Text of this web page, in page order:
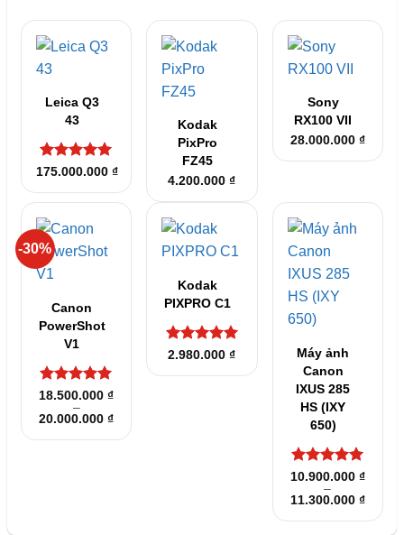
Leica Q3
43
Được xếp
sao
175.000.000 ₫
Kodak
PixPro
FZ45
4.200.000₫
Sony
RX100 VII
28.000.000 ₫
-30%
Canon
PowerShot
V1
Được xếp
hạng5
sao
18.500.000₫
–
20.000.000₫Khoảng
giá:
từ
Kodak
PIXPRO C1
Được xếp
2.980.000₫
Máy ảnh
Canon
IXUS 285
HS (IXY
650)
Được xếp
hạng5
sao
10.900.000 ₫
–
11.300.000 ₫
giá:
từ